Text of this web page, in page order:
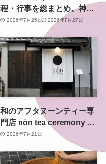
程・行事を総まとめ。神幸
祭・山鉾巡行・還幸祭まで
2026年7月25日 2026年7月27日
和のアフタヌーンティー専
門店 nōn tea ceremony 東
山がオープン セルフリノ
ベーションした町家で新た
な茶の時間を
2026年7月21日